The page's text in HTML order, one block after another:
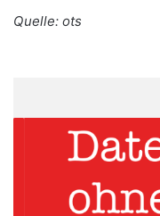
Quelle: ots